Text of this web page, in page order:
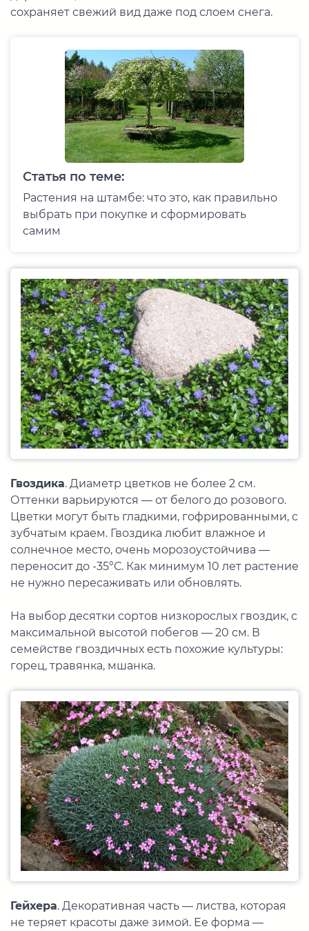
сохраняет свежий вид даже под слоем снега.
Статья по теме:
Растения на штамбе: что это, как правильно
выбрать при покупке и сформировать
самим
Гвоздика. Диаметр цветков не более 2 см.
Оттенки варьируются — от белого до розового.
Цветки могут быть гладкими, гофрированными, с
зубчатым краем. Гвоздика любит влажное и
солнечное место, очень морозоустойчива —
переносит до -35°С. Как минимум 10 лет растение
не нужно пересаживать или обновлять.
На выбор десятки сортов низкорослых гвоздик, с
максимальной высотой побегов — 20 см. В
семействе гвоздичных есть похожие культуры:
горец, травянка, мшанка.
Гейхера. Декоративная часть — листва, которая
не теряет красоты даже зимой. Ее форма —